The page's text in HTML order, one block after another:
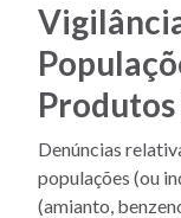
Denúncias
populações (ou
(amianto,